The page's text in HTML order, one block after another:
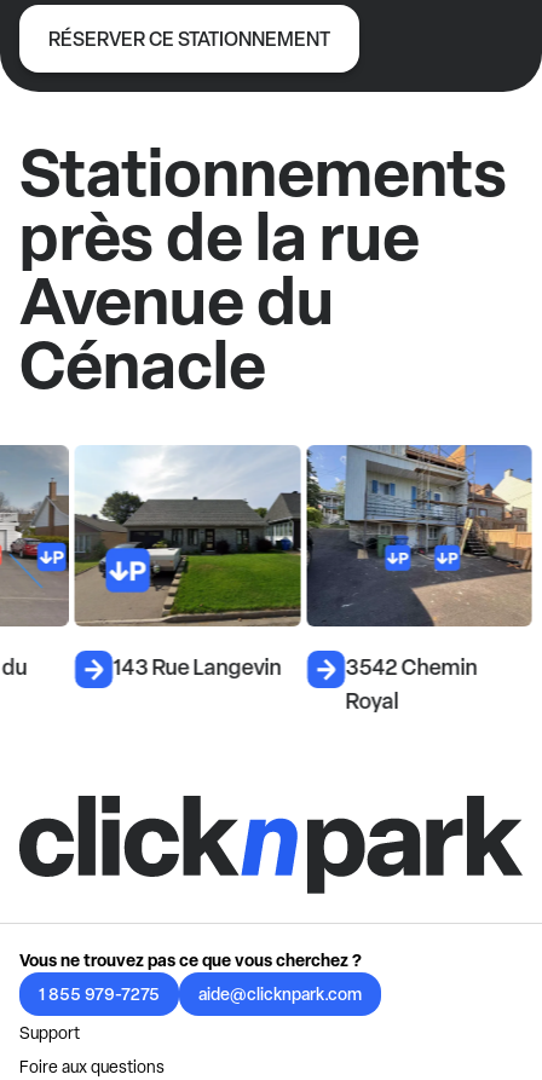
RÉSERVER CE STATIONNEMENT
Stationnements
près de la rue
Avenue du
Cénacle
143 Rue Langevin
3542 Chemin
Royal
Vous ne trouvez pas ce que vous cherchez ?
1 855 979-7275
aide@clicknpark.com
Support
Foire aux questions